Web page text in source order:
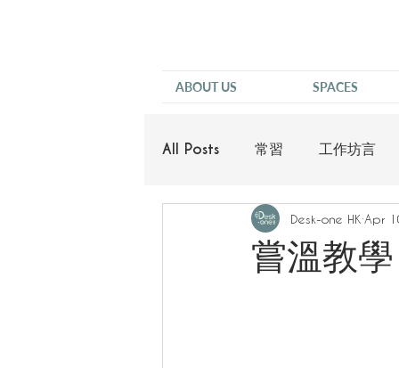
ABOUT US SPACES
All Posts 常習 工作坊言
嘗溫教
Desk-one HK Apr